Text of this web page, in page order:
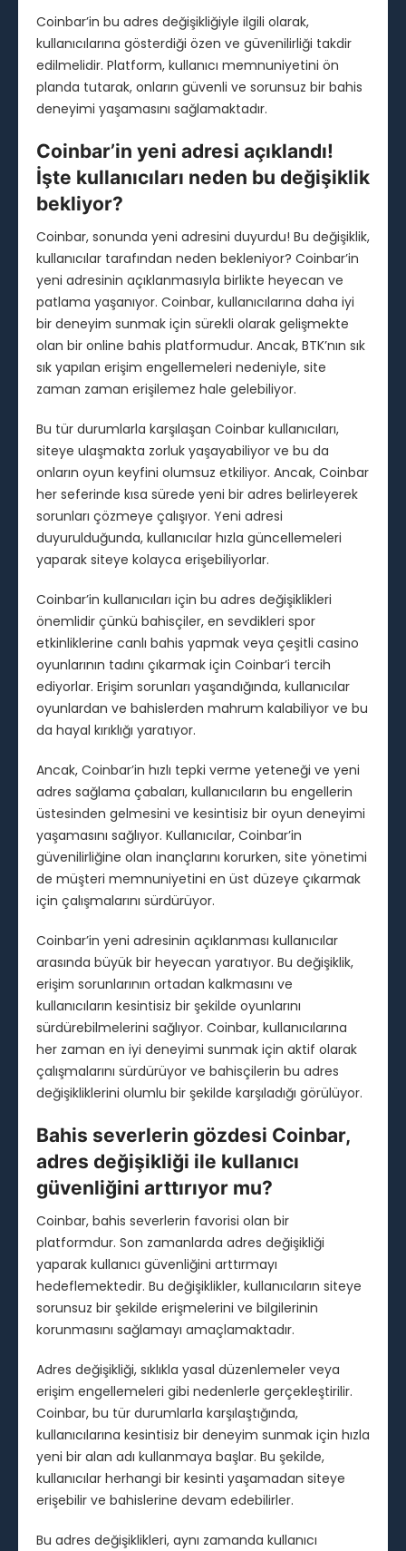
Coinbar’in bu adres değişikliğiyle ilgili olarak,
kullanıcılarına gösterdiği özen ve güvenilirliği takdir
edilmelidir. Platform, kullanıcı memnuniyetini ön
planda tutarak, onların güvenli ve sorunsuz bir bahis
deneyimi yaşamasını sağlamaktadır.
Coinbar’in yeni adresi açıklandı!
İşte kullanıcıları neden bu değişiklik
bekliyor?
Coinbar, sonunda yeni adresini duyurdu! Bu değişiklik,
kullanıcılar tarafından neden bekleniyor? Coinbar’in
yeni adresinin açıklanmasıyla birlikte heyecan ve
patlama yaşanıyor. Coinbar, kullanıcılarına daha iyi
bir deneyim sunmak için sürekli olarak gelişmekte
olan bir online bahis platformudur. Ancak, BTK’nın sık
sık yapılan erişim engellemeleri nedeniyle, site
zaman zaman erişilemez hale gelebiliyor.
Bu tür durumlarla karşılaşan Coinbar kullanıcıları,
siteye ulaşmakta zorluk yaşayabiliyor ve bu da
onların oyun keyfini olumsuz etkiliyor. Ancak, Coinbar
her seferinde kısa sürede yeni bir adres belirleyerek
sorunları çözmeye çalışıyor. Yeni adresi
duyurulduğunda, kullanıcılar hızla güncellemeleri
yaparak siteye kolayca erişebiliyorlar.
Coinbar’in kullanıcıları için bu adres değişiklikleri
önemlidir çünkü bahisçiler, en sevdikleri spor
etkinliklerine canlı bahis yapmak veya çeşitli casino
oyunlarının tadını çıkarmak için Coinbar’i tercih
ediyorlar. Erişim sorunları yaşandığında, kullanıcılar
oyunlardan ve bahislerden mahrum kalabiliyor ve bu
da hayal kırıklığı yaratıyor.
Ancak, Coinbar’in hızlı tepki verme yeteneği ve yeni
adres sağlama çabaları, kullanıcıların bu engellerin
üstesinden gelmesini ve kesintisiz bir oyun deneyimi
yaşamasını sağlıyor. Kullanıcılar, Coinbar’in
güvenilirliğine olan inançlarını korurken, site yönetimi
de müşteri memnuniyetini en üst düzeye çıkarmak
için çalışmalarını sürdürüyor.
Coinbar’in yeni adresinin açıklanması kullanıcılar
arasında büyük bir heyecan yaratıyor. Bu değişiklik,
erişim sorunlarının ortadan kalkmasını ve
kullanıcıların kesintisiz bir şekilde oyunlarını
sürdürebilmelerini sağlıyor. Coinbar, kullanıcılarına
her zaman en iyi deneyimi sunmak için aktif olarak
çalışmalarını sürdürüyor ve bahisçilerin bu adres
değişikliklerini olumlu bir şekilde karşıladığı görülüyor.
Bahis severlerin gözdesi Coinbar,
adres değişikliği ile kullanıcı
güvenliğini arttırıyor mu?
Coinbar, bahis severlerin favorisi olan bir
platformdur. Son zamanlarda adres değişikliği
yaparak kullanıcı güvenliğini arttırmayı
hedeflemektedir. Bu değişiklikler, kullanıcıların siteye
sorunsuz bir şekilde erişmelerini ve bilgilerinin
korunmasını sağlamayı amaçlamaktadır.
Adres değişikliği, sıklıkla yasal düzenlemeler veya
erişim engellemeleri gibi nedenlerle gerçekleştirilir.
Coinbar, bu tür durumlarla karşılaştığında,
kullanıcılarına kesintisiz bir deneyim sunmak için hızla
yeni bir alan adı kullanmaya başlar. Bu şekilde,
kullanıcılar herhangi bir kesinti yaşamadan siteye
erişebilir ve bahislerine devam edebilirler.
Bu adres değişiklikleri, aynı zamanda kullanıcı